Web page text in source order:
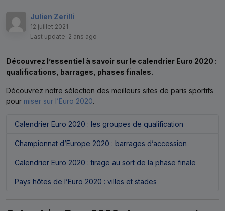
Julien Zerilli
12 juillet 2021
Last update: 2 ans ago
Découvrez l’essentiel à savoir sur le calendrier Euro 2020 :
qualifications, barrages, phases finales.
Découvrez notre sélection des meilleurs sites de paris sportifs
pour miser sur l’Euro 2020.
Calendrier Euro 2020 : les groupes de qualification
Championnat d’Europe 2020 : barrages d’accession
Calendrier Euro 2020 : tirage au sort de la phase finale
Pays hôtes de l’Euro 2020 : villes et stades